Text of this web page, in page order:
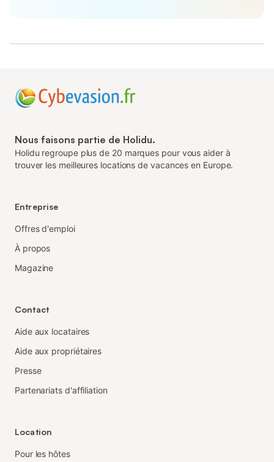
Nous faisons partie de Holidu.
Holidu regroupe plus de 20 marques pour vous aider à
trouver les meilleures locations de vacances en Europe.
Entreprise
Offres d'emploi
À propos
Magazine
Contact
Aide aux locataires
Aide aux propriétaires
Presse
Partenariats d'affiliation
Location
Pour les hôtes